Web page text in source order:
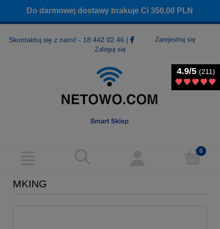
Do darmowej dostawy brakuje Ci350,00 PLN
Skontaktuj się z nami! - 18 442 02 46 |
Zarejestruj się
Zaloguj się
MKING
4.9/5 (211)
4.9/5 (211)